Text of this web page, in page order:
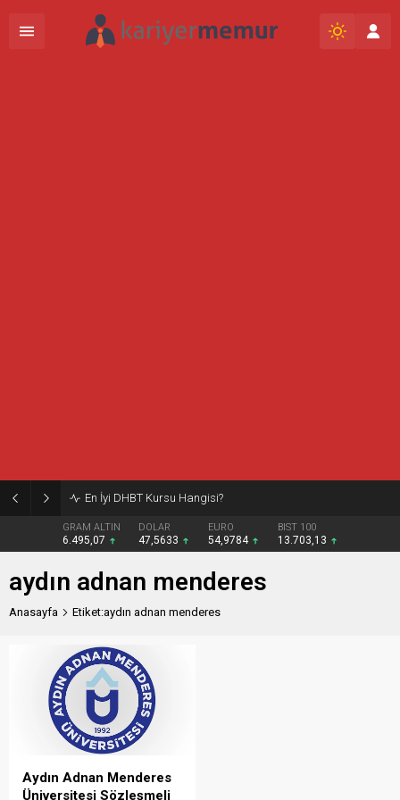
En İyi DHBT Kursu Hangisi?
GRAM ALTIN
6.495,07
DOLAR
47,5633
EURO
54,9784
BIST 100
13.703,13
aydın adnan menderes
Anasayfa Etiket:aydın adnan menderes
Aydın Adnan Menderes
Üniversitesi Sözleşmeli